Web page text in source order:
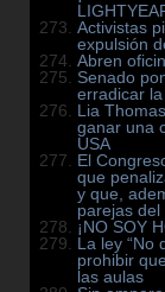
Activistas
expulsión
Abren
Senado
erradicar
Lia
ganar una
USA
El
que
y que,
parejas
¡NO SOY
La ley “No
prohibir
las aulas